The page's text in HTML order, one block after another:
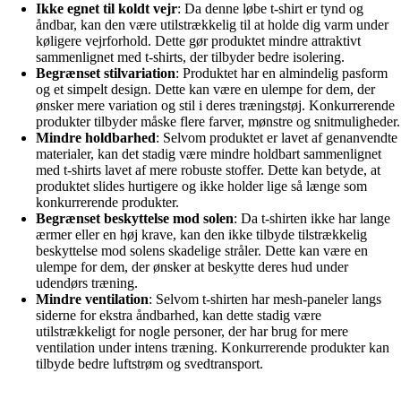
Ikke egnet til koldt vejr: Da denne løbe t-shirt er tynd og
åndbar, kan den være utilstrækkelig til at holde dig varm under
køligere vejrforhold. Dette gør produktet mindre attraktivt
sammenlignet med t-shirts, der tilbyder bedre isolering.
Begrænset stilvariation: Produktet har en almindelig pasform
og et simpelt design. Dette kan være en ulempe for dem, der
ønsker mere variation og stil i deres træningstøj. Konkurrerende
produkter tilbyder måske flere farver, mønstre og snitmuligheder.
Mindre holdbarhed: Selvom produktet er lavet af genanvendte
materialer, kan det stadig være mindre holdbart sammenlignet
med t-shirts lavet af mere robuste stoffer. Dette kan betyde, at
produktet slides hurtigere og ikke holder lige så længe som
konkurrerende produkter.
Begrænset beskyttelse mod solen: Da t-shirten ikke har lange
ærmer eller en høj krave, kan den ikke tilbyde tilstrækkelig
beskyttelse mod solens skadelige stråler. Dette kan være en
ulempe for dem, der ønsker at beskytte deres hud under
udendørs træning.
Mindre ventilation: Selvom t-shirten har mesh-paneler langs
siderne for ekstra åndbarhed, kan dette stadig være
utilstrækkeligt for nogle personer, der har brug for mere
ventilation under intens træning. Konkurrerende produkter kan
tilbyde bedre luftstrøm og svedtransport.